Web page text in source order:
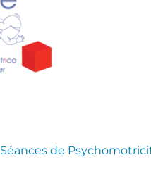
Séances de